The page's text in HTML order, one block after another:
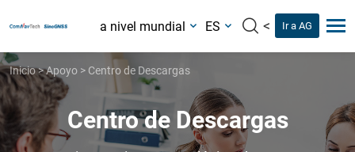
a nivel mundial ES < Ir a AG
Inicio>Apoyo > Centro de Descargas
Centro de Descargas